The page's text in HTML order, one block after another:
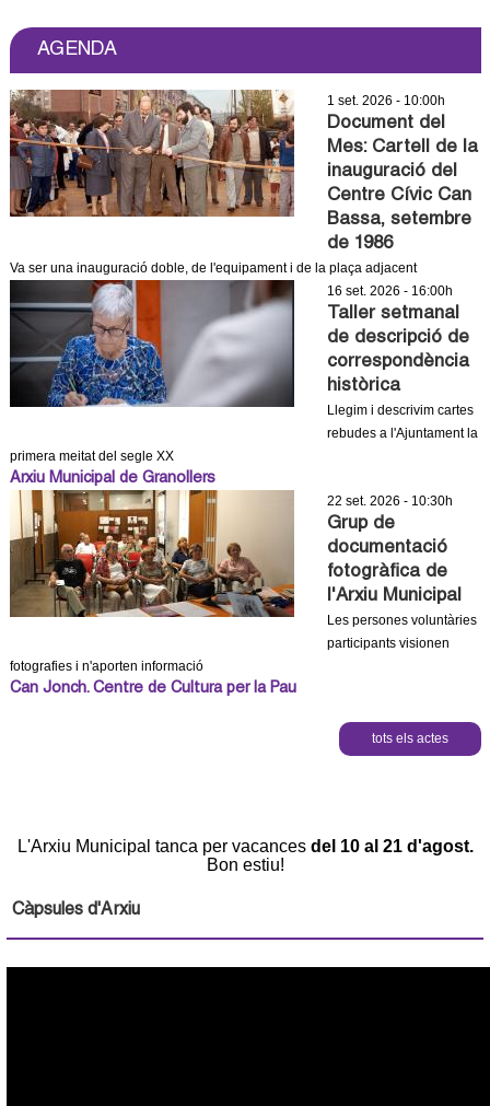
e
s
AGENDA
1 set. 2026 - 10:00h
Document del
Mes: Cartell de la
inauguració del
Centre Cívic Can
Bassa, setembre
de 1986
Va ser una inauguració doble, de l'equipament i de la plaça adjacent
16 set. 2026 - 16:00h
Taller setmanal
de descripció de
correspondència
històrica
Llegim i descrivim cartes
rebudes a l'Ajuntament la
primera meitat del segle XX
Arxiu Municipal de Granollers
22 set. 2026 - 10:30h
Grup de
documentació
fotogràfica de
l'Arxiu Municipal
Les persones voluntàries
participants visionen
fotografies i n'aporten informació
Can Jonch. Centre de Cultura per la Pau
tots els actes
L'Arxiu Municipal tanca per vacances del 10 al 21 d'agost.
Bon estiu!
Càpsules d'Arxiu